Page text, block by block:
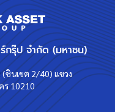
กรุ๊ป จำกัด (มหาชน)
(ชินเขต 2/40) แขวง
ร 10210